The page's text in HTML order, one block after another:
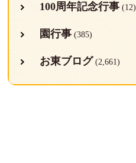
100周年記念行事(12)
園行事(385)
お東ブログ (2,661)